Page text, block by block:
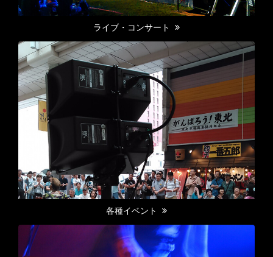
ライブ・コンサート
各種イベント